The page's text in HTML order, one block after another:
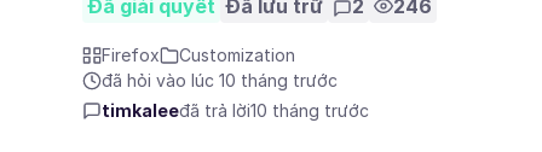
Đã giải quyết Đã lưu trữ 2 246
Firefox
Customization
đã hỏi vào lúc 10 tháng trước
timkaleeđã trả lời10 tháng trước